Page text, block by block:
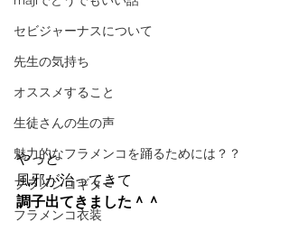
セビジャーナスについて
先生の気持ち
オススメすること
生徒さんの生の声
魅力的なフラメンコを踊るためには？？
フラメンコギター
フラメンコ衣装
やっと
風邪が治ってきて
調子出てきました＾＾